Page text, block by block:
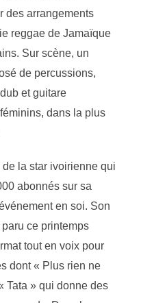
des arrangements
reggae de Jamaïque
Sur scène, un
de percussions,
et guitare
dans la plus
la star ivoirienne qui
abonnés sur sa
en soi. Son
paru ce printemps
tout en voix pour
dont « Plus rien ne
Tata » qui donne des